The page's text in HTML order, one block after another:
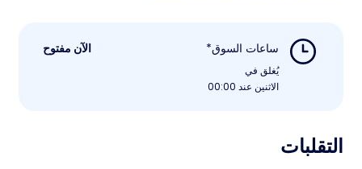
ساعات السوق* الآن مفتوح
يُغلق في
الاثنين عند 00:00
التقلبات